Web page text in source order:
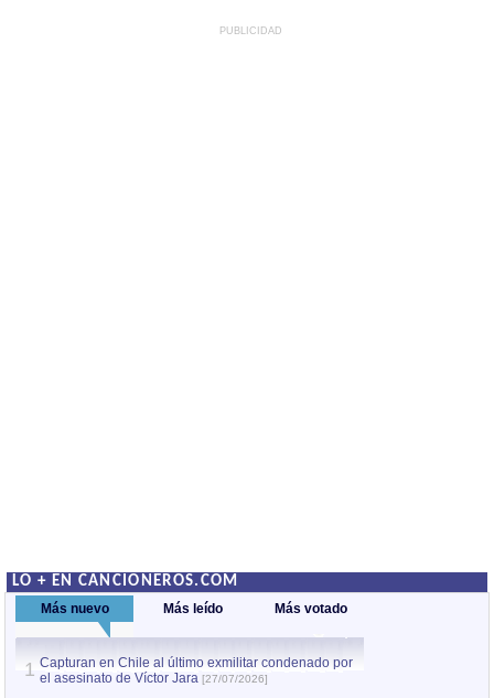
PUBLICIDAD
LO + EN CANCIONEROS.COM
Más nuevo Más leído Más votado
1 Capturan en Chile al último exmilitar condenado por
el asesinato de Víctor Jara [27/07/2026]